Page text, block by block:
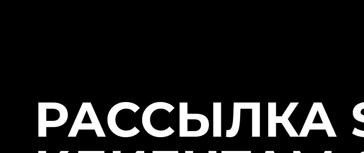
РАССЫЛКА